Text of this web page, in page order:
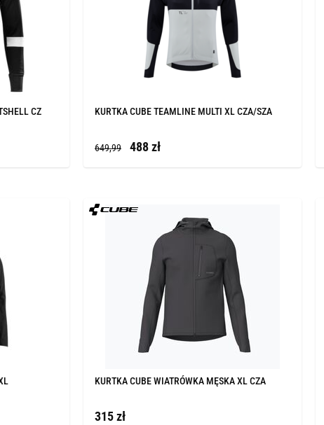
CZ KURTKA CUBE TEAMLINE MULTI XL CZA/SZA
649,99 488 zł
KURTKA CUBE WIATRÓWKA MĘSKA XL CZA
315 zł